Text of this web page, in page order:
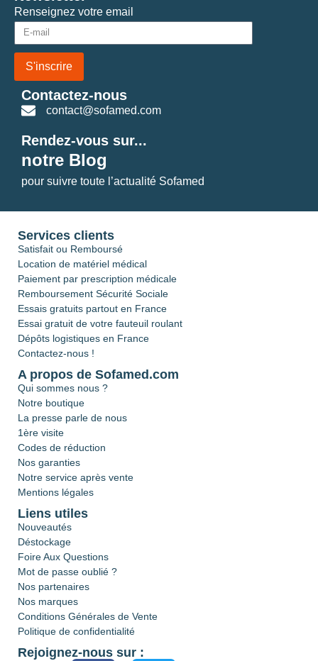
Renseignez votre email
S'inscrire
Contactez-nous
contact@sofamed.com
Rendez-vous sur...
notre Blog
pour suivre toute l’actualité Sofamed
Services clients
Satisfait ou Remboursé
Location de matériel médical
Paiement par prescription médicale
Remboursement Sécurité Sociale
Essais gratuits partout en France
Essai gratuit de votre fauteuil roulant
Dépôts logistiques en France
Contactez-nous !
A propos de Sofamed.com
Qui sommes nous ?
Notre boutique
La presse parle de nous
1ère visite
Codes de réduction
Nos garanties
Notre service après vente
Mentions légales
Liens utiles
Nouveautés
Déstockage
Foire Aux Questions
Mot de passe oublié ?
Nos partenaires
Nos marques
Conditions Générales de Vente
Politique de confidentialité
Rejoignez-nous sur :